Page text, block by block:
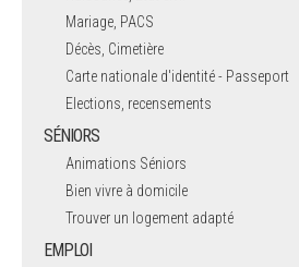
Mariage, PACS
Décès, Cimetière
Carte nationale d'identité - Passeport
Elections, recensements
SÉNIORS
Animations Séniors
Bien vivre à domicile
Trouver un logement adapté
EMPLOI